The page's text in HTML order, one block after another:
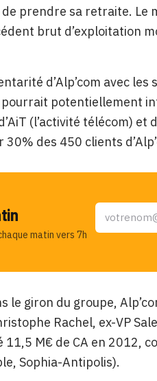
prendre sa retraite. Le
brut d’exploitation
d’Alp’com avec
potentiellement
(l’activité télécom) et
des 450 clients
matin vers 7h
giron du groupe,
Rachel, ex-VP
11,5 M€ de CA en
Sophia-Antipolis).